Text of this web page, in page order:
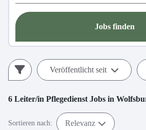
Jobs finden
Veröffentlicht seit
6 Leiter/in Pflegedienst Jobs in
Sortieren nach: Relevanz